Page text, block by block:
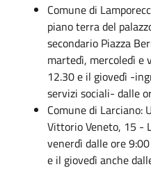
Comune di
piano terra del
secondario Piazza
martedì, mercoledì e
12.30 e il giovedì -
servizi sociali- dalle
Comune di Larciano:
Vittorio Veneto, 15 -
venerdì dalle ore
e il giovedì anche